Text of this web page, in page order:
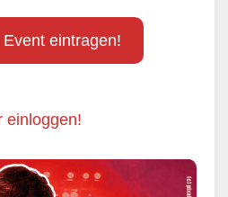
eintragen!
einloggen!